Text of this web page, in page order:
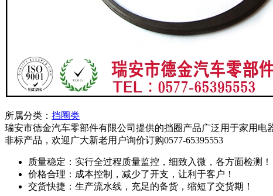
所属分类： 挡圈类
瑞安市德金汽车零部件有限公司提供的挡圈产品广泛用于家用
非标产品，欢迎广大新老用户询价订购0577-65395553
质量稳定：实行全过程质量监控，细致入微，各方面检测！
价格合理：成本控制，减少了开支，让利于客户！
交货快捷：生产流水线，充足的备货，缩短了交货期！